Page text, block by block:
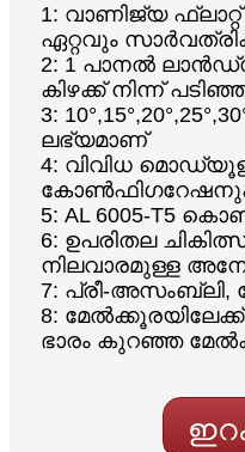
1: വാണിജ്യ
ഏറ്റവും
2: 1 പാനൽ
കിഴക്ക് നിന്ന്
3:
ലഭ്യമാണ്
4: വിവിധ
5: AL 6005-T5
6: ഉപരിതല
നിലവാരമുള്ള
7: പ്രീ-
8:
ഭാരം കുറഞ്ഞ